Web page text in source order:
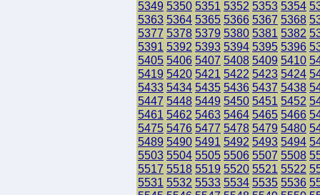
5349 5350 5351 5352 5353 5354
5363 5364 5365 5366 5367 5368
5377 5378 5379 5380 5381 5382
5391 5392 5393 5394 5395 5396
5405 5406 5407 5408 5409 5410
5419 5420 5421 5422 5423 5424
5433 5434 5435 5436 5437 5438
5447 5448 5449 5450 5451 5452
5461 5462 5463 5464 5465 5466
5475 5476 5477 5478 5479 5480
5489 5490 5491 5492 5493 5494
5503 5504 5505 5506 5507 5508
5517 5518 5519 5520 5521 5522
5531 5532 5533 5534 5535 5536